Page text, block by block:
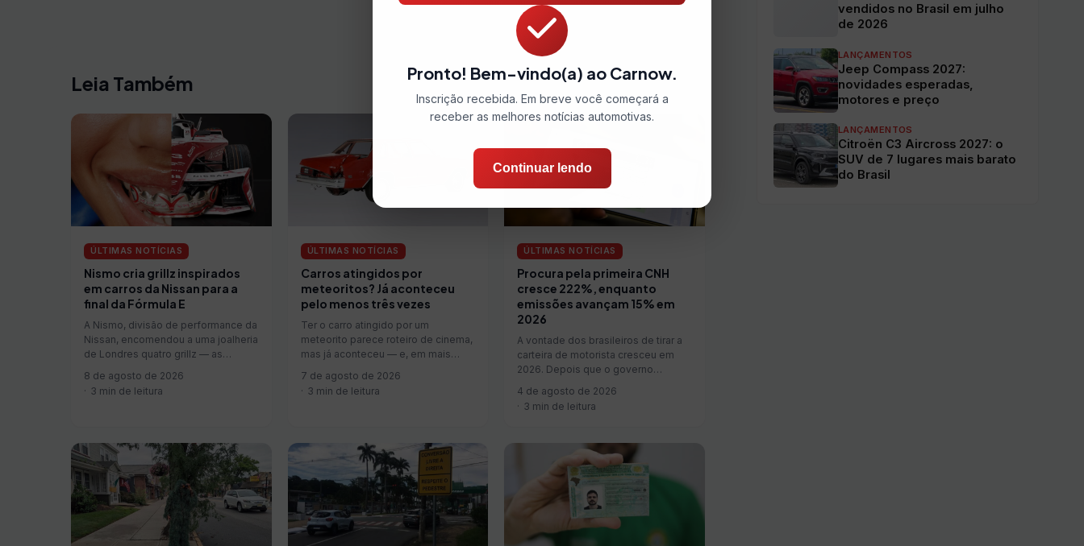
Leia Também
ÚLTIMAS NOTÍCIAS
Nismo cria grillz inspirados
em carros da Nissan para a
final da Fórmula E
A Nismo, divisão de performance da
Nissan, encomendou a uma joalheria
de Londres quatro grillz — as
8 de agosto de 2026
3 min de leitura
ÚLTIMAS NOTÍCIAS
Carros atingidos por
meteoritos? Já aconteceu
pelo menos três vezes
Ter o carro atingido por um
meteorito parece roteiro de cinema,
mas já aconteceu — e, em mais…
7 de agosto de 2026
3 min de leitura
ÚLTIMAS NOTÍCIAS
Procura pela primeira CNH
cresce 222%, enquanto
emissões avançam 15% em
2026
A vontade dos brasileiros de tirar a
carteira de motorista cresceu em
2026. Depois que o governo
4 de agosto de 2026
3 min de leitura
vendidos no Brasil em julho
de 2026
LANÇAMENTOS
Jeep Compass 2027:
novidades esperadas,
motores e preço
LANÇAMENTOS
Citroën C3 Aircross 2027: o
SUV de 7 lugares mais barato
do Brasil
Pronto! Bem-vindo(a) ao Carnow.
Inscrição recebida. Em breve você começará a
receber as melhores notícias automotivas.
Continuar lendo